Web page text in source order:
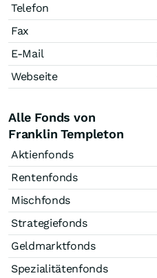
Telefon
Fax
E-Mail
Webseite
Alle Fonds von
Franklin Templeton
Aktienfonds
Rentenfonds
Mischfonds
Strategiefonds
Geldmarktfonds
Spezialitätenfonds